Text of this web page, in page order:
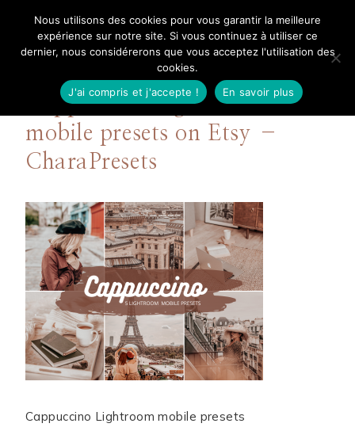
contenuMangue Poudrée
Cappuccino Lightroom
mobile presets on Etsy –
CharaPresets
Cappuccino Lightroom mobile presets
Nous utilisons des cookies pour vous garantir la meilleure
expérience sur notre site. Si vous continuez à utiliser ce
dernier, nous considérerons que vous acceptez l'utilisation des
cookies.
J'ai compris et j'accepte !
En savoir plus